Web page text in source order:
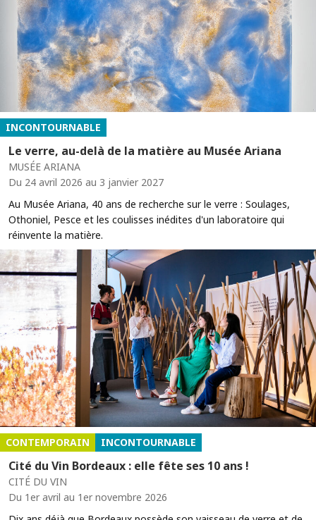
INCONTOURNABLE
Le verre, au-delà de la matière au Musée Ariana
MUSÉE ARIANA
Du 24 avril 2026 au 3 janvier 2027
Au Musée Ariana, 40 ans de recherche sur le verre : Soulages,
Othoniel, Pesce et les coulisses inédites d'un laboratoire qui
réinvente la matière.
CONTEMPORAIN INCONTOURNABLE
Cité du Vin Bordeaux : elle fête ses 10 ans !
CITÉ DU VIN
Du 1er avril au 1er novembre 2026